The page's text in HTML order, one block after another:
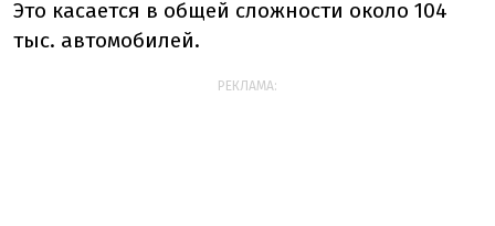
Это касается в общей сложности около 104
тыс. автомобилей.
РЕКЛАМА: